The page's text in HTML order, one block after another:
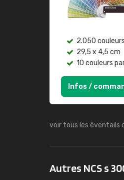
2.050
29,5 x 4,5 cm
10 couleurs
Infos /
voir tous les éventails
Autres NCS s